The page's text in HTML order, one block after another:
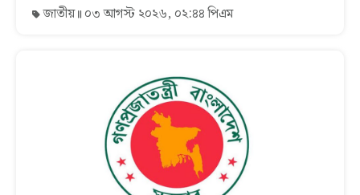
জাতীয় ০৩ আগস্ট ২০২৬, ০২:৪৪ পিএম